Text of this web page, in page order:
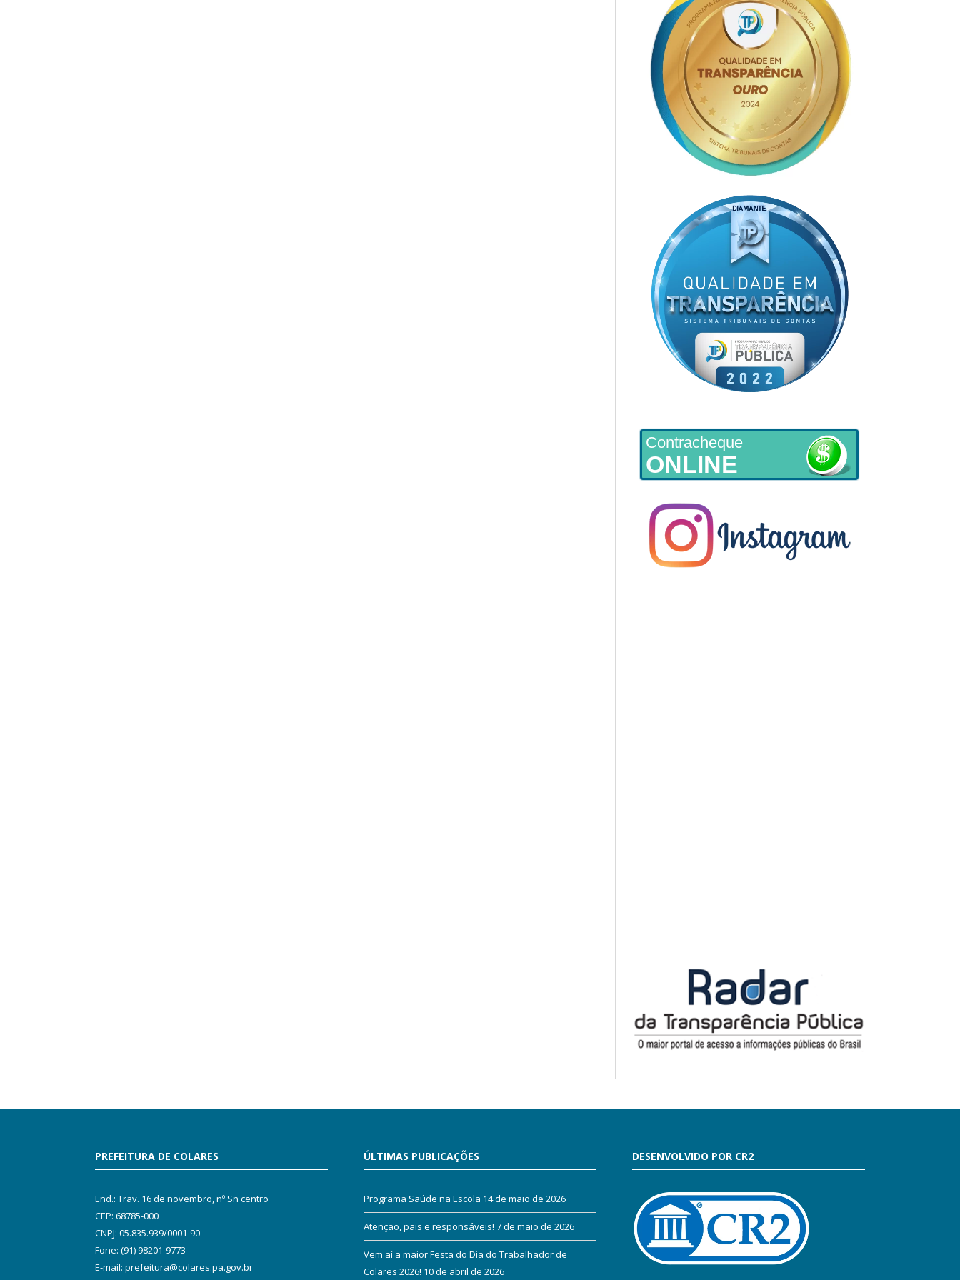
Contracheque
ONLINE
PREFEITURA DE COLARES
End.: Trav. 16 de novembro, nº Sn centro
CEP: 68785-000
CNPJ: 05.835.939/0001-90
Fone: (91) 98201-9773
E-mail: prefeitura@colares.pa.gov.br
ÚLTIMAS PUBLICAÇÕES
Programa Saúde na Escola 14 de maio de 2026
Atenção, pais e responsáveis! 7 de maio de 2026
Vem aí a maior Festa do Dia do Trabalhador de
Colares 2026! 10 de abril de 2026
DESENVOLVIDO POR CR2